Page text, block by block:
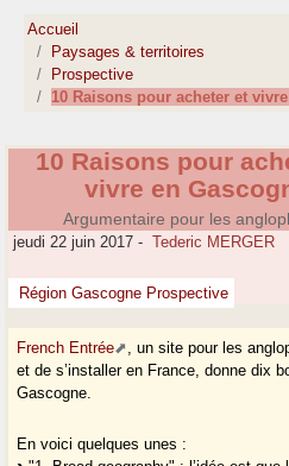
Accueil
Paysages & territoires
Prospective
10 Raisons pour acheter et
10 Raisons pour
vivre en
Argumentaire pour les
jeudi 22 juin 2017 - Tederic MERGER
Région Gascogne Prospective
French Entrée
, un site pour les
et de s’installer en France, donne dix
Gascogne.
En voici quelques unes :